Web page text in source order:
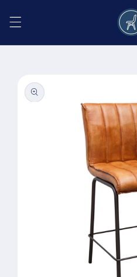
conținut
informațiile
despre
produs